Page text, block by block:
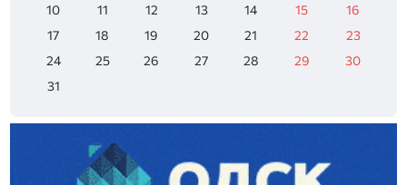
10
11 12 13 14 15
16
17
18 19 20 21 22
23
24
25 26 27 28 29
30
31